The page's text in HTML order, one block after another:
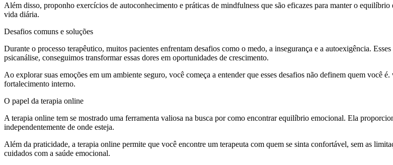
Além disso, proponho exercícios de autoconhecimento e práticas de mindfulness que são eficazes para manter o
vida diária.
Desafios comuns e soluções
Durante o processo terapêutico, muitos pacientes enfrentam desafios como o medo, a insegurança e a autoexigência.
psicanálise, conseguimos transformar essas dores em oportunidades de crescimento.
Ao explorar suas emoções em um ambiente seguro, você começa a entender que esses desafios não definem quem você
fortalecimento interno.
O papel da terapia online
A terapia online tem se mostrado uma ferramenta valiosa na busca por como encontrar equilíbrio emocional. Ela
independentemente de onde esteja.
Além da praticidade, a terapia online permite que você encontre um terapeuta com quem se sinta confortável, sem as
cuidados com a saúde emocional.